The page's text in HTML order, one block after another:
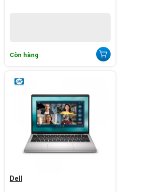
Còn hàng
Dell